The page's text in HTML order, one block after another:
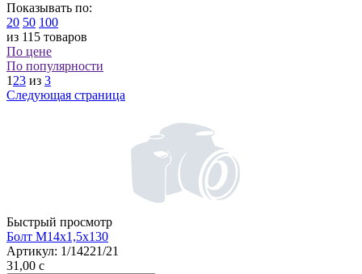
Показывать по:
20 50 100
из 115 товаров
По цене
По популярности
123 из 3
Следующая страница
Быстрый просмотр
Болт М14х1,5х130
Артикул: 1/14221/21
31,00 c